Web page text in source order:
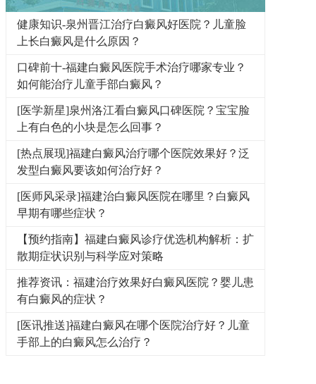
健康知识-泉州晋江治疗白癜风好医院？儿童脸
上长白癜风是什么原因？
口碑前十-福建白癜风医院手术治疗哪家专业？
如何能治疗儿童手部白癜风？
[医学新星]泉州洛江看白癜风口碑医院？宝宝脸
上有白色的小块是怎么回事？
[热点展现]福建白癜风治疗哪个医院效果好？泛
发型白癜风要该如何治疗好？
[医师风采录]福建治白癜风医院在哪里？白癜风
早期有哪些症状？
【预约指南】福建白癜风诊疗优选机构解析：扩
散期症状识别与科学应对策略
推荐资讯：福建治疗效果好白癜风医院？婴儿患
有白癜风的症状？
[医讯推送]福建白癜风在哪个医院治疗好？儿童
手部上的白癜风怎么治疗？